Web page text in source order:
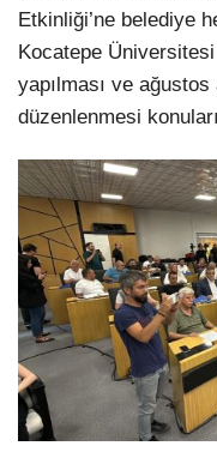
Etkinliği’ne belediye
Kocatepe
yapılması ve
düzenlenmesi